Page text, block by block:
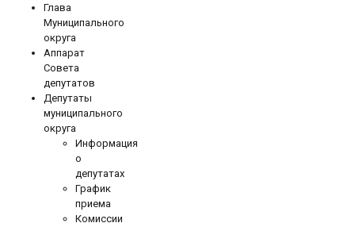
Глава
Муниципального
округа
Аппарат
Совета
депутатов
Депутаты
муниципального
округа
Информация
о
депутатах
График
приема
Комиссии